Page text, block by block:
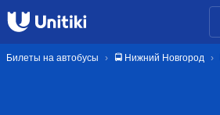
Билеты на автобусы 🚍 Нижний Новгород